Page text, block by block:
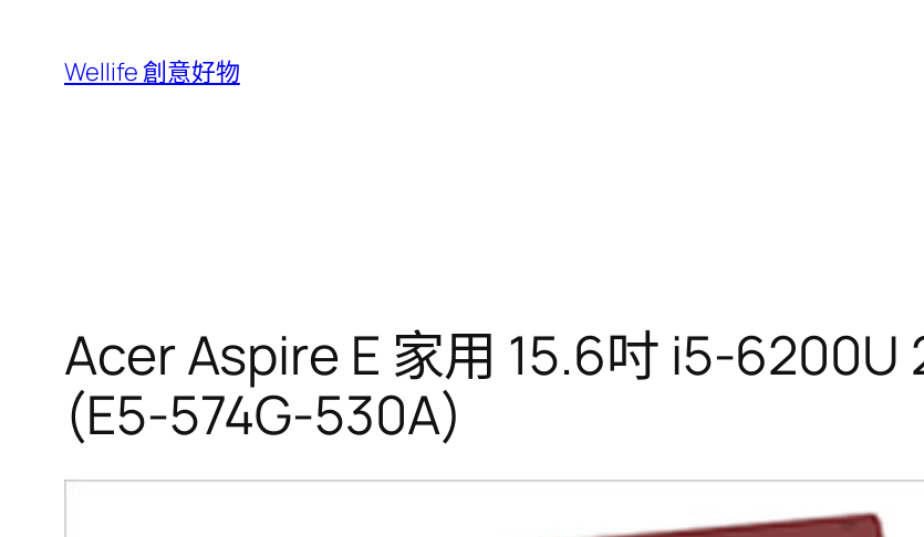
Wellife 創意好物
Acer Aspire E 家用 15.6吋 i5-6200U
(E5-574G-530A)